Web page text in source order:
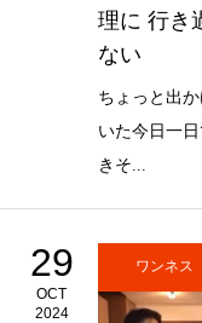
理に 行き
ない
ちょっと出
いた今日一
きそ...
29
OCT
2024
ワンネス